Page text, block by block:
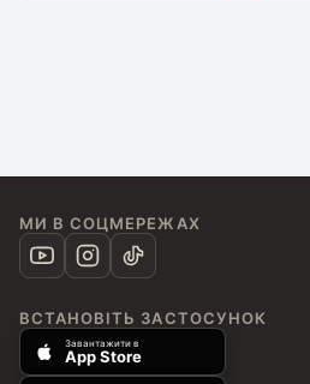
МИ В СОЦМЕРЕЖАХ
ВСТАНОВІТЬ ЗАСТОСУНОК
Завантажити в
App Store